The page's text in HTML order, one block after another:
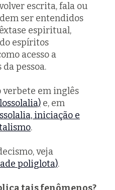
escrita, fala ou
ser entendidos
espiritual,
espíritos
acesso a
pessoa.
verbete em inglês
e, em
iniciação e
.
veja
poliglota).